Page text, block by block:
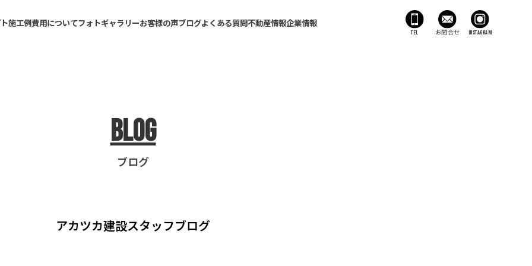
施工例費用についてフォトギャラリーお客様の声ブログよくある質問不動産情報企業情報
TEL お問合せ Instagram
Blog
ブログ
アカツカ建設スタッフブログ